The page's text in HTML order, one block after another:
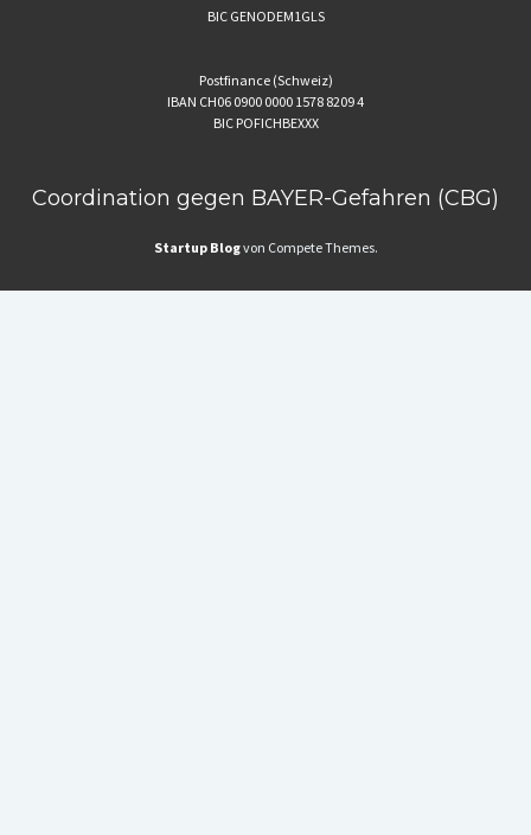
BIC GENODEM1GLS
Postfinance (Schweiz)
IBAN CH06 0900 0000 1578 8209 4
BIC POFICHBEXXX
Coordination gegen BAYER-Gefahren (CBG)
Startup Blogvon Compete Themes.